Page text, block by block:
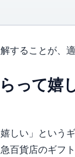
することが、
って嬉
しい」という
百貨店のギフ